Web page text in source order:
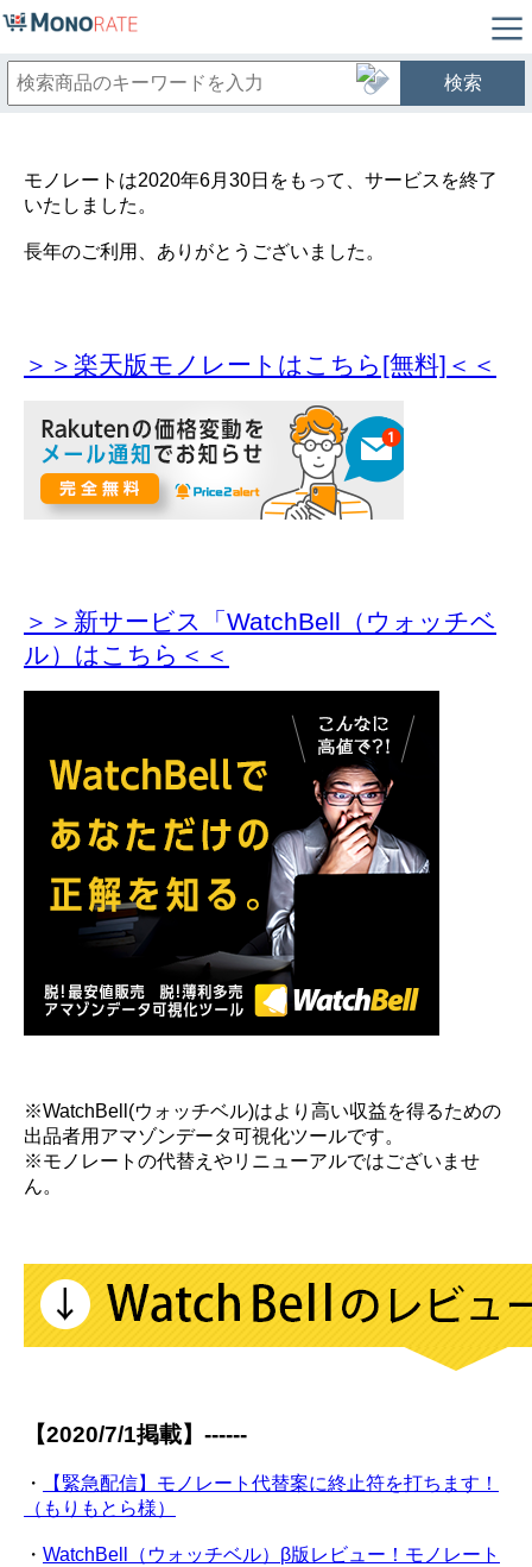
検索
モノレートは2020年6月30日をもって、サービスを終了
いたしました。
長年のご利用、ありがとうございました。
＞＞楽天版モノレートはこちら[無料]＜＜
＞＞新サービス「WatchBell（ウォッチベ
ル）はこちら＜＜
※WatchBell(ウォッチベル)はより高い収益を得るための
出品者用アマゾンデータ可視化ツールです。
※モノレートの代替えやリニューアルではございませ
ん。
【2020/7/1掲載】------
・
【緊急配信】モノレート代替案に終止符を打ちます！
（もりもとら様）
・ WatchBell（ウォッチベル）β版レビュー！モノレート